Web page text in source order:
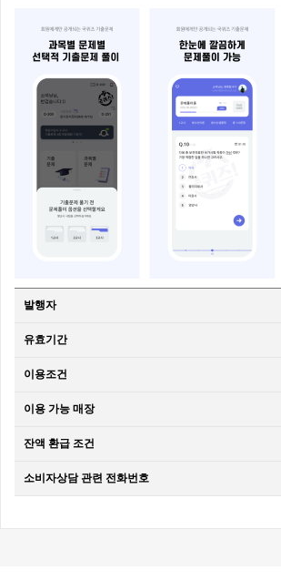
발행자
유효기간
이용조건
이용 가능 매장
잔액 환급 조건
소비자상담 관련 전화번호